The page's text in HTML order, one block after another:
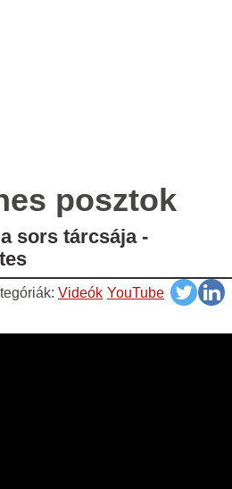
posztok
sors tárcsája -
Videók YouTube